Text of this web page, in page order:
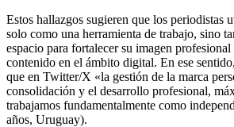
Estos hallazgos sugieren que los periodistas
solo como una herramienta de trabajo, sino
espacio para fortalecer su imagen
contenido en el ámbito digital. En ese
que en Twitter/X «la gestión de la marca
consolidación y el desarrollo profesional,
trabajamos fundamentalmente como
años, Uruguay).